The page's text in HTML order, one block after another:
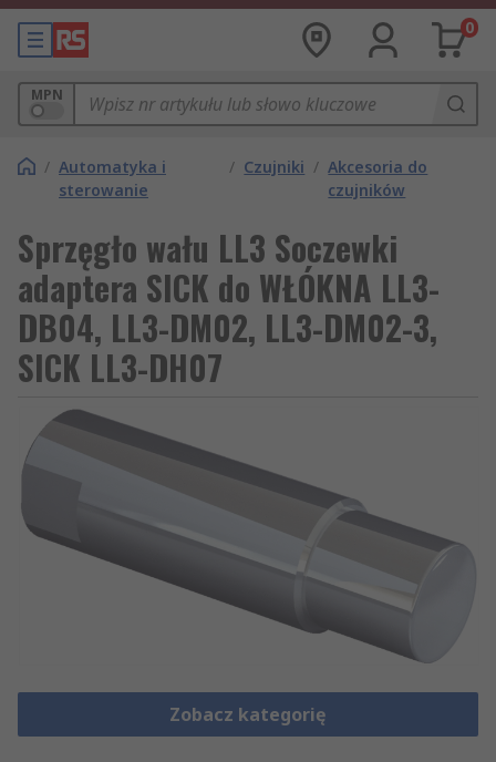
0
MPN
/ Automatyka i
sterowanie
/ Czujniki / Akcesoria do
czujników
Sprzęgło wału LL3 Soczewki
adaptera SICK do WŁÓKNA LL3-
DB04, LL3-DM02, LL3-DM02-3,
SICK LL3-DH07
Zobacz kategorię